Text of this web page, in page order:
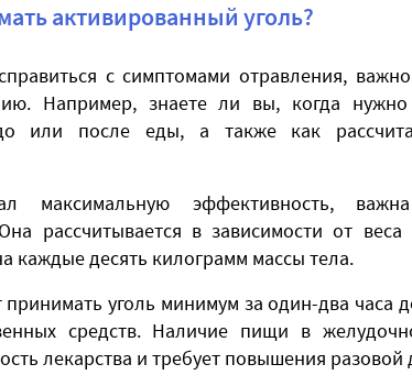
активированный уголь?
с симптомами отравления,
Например, знаете ли вы, когда нужно
или после еды, а также как
максимальную эффективность,
рассчитывается в зависимости от
каждые десять килограмм массы тела.
уголь минимум за один-два часа
средств. Наличие пищи в
лекарства и требует повышения разовой